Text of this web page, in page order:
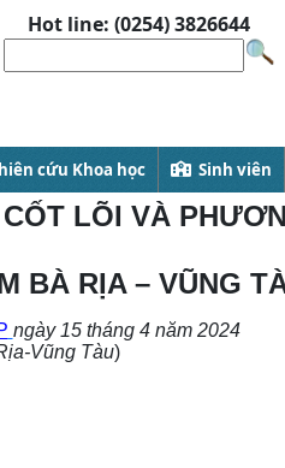
Hot line: (0254) 3826644
cứu Khoa học Sinh viên
LÕI VÀ
BÀ RỊA – VŨNG
ngày15 tháng4năm2024
Vũng Tàu)